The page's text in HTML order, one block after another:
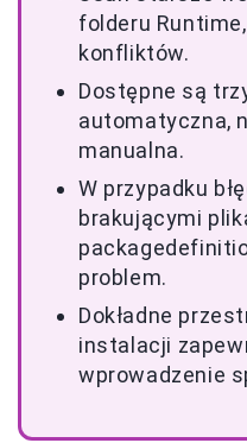
folderu
konfliktów.
Dostępne są
automatyczna,
manualna.
W przypadku
brakującymi
problem.
Dokładne
instalacji
wprowadzenie